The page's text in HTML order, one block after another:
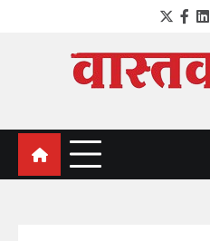
Twitter
a leading NEWS portal of